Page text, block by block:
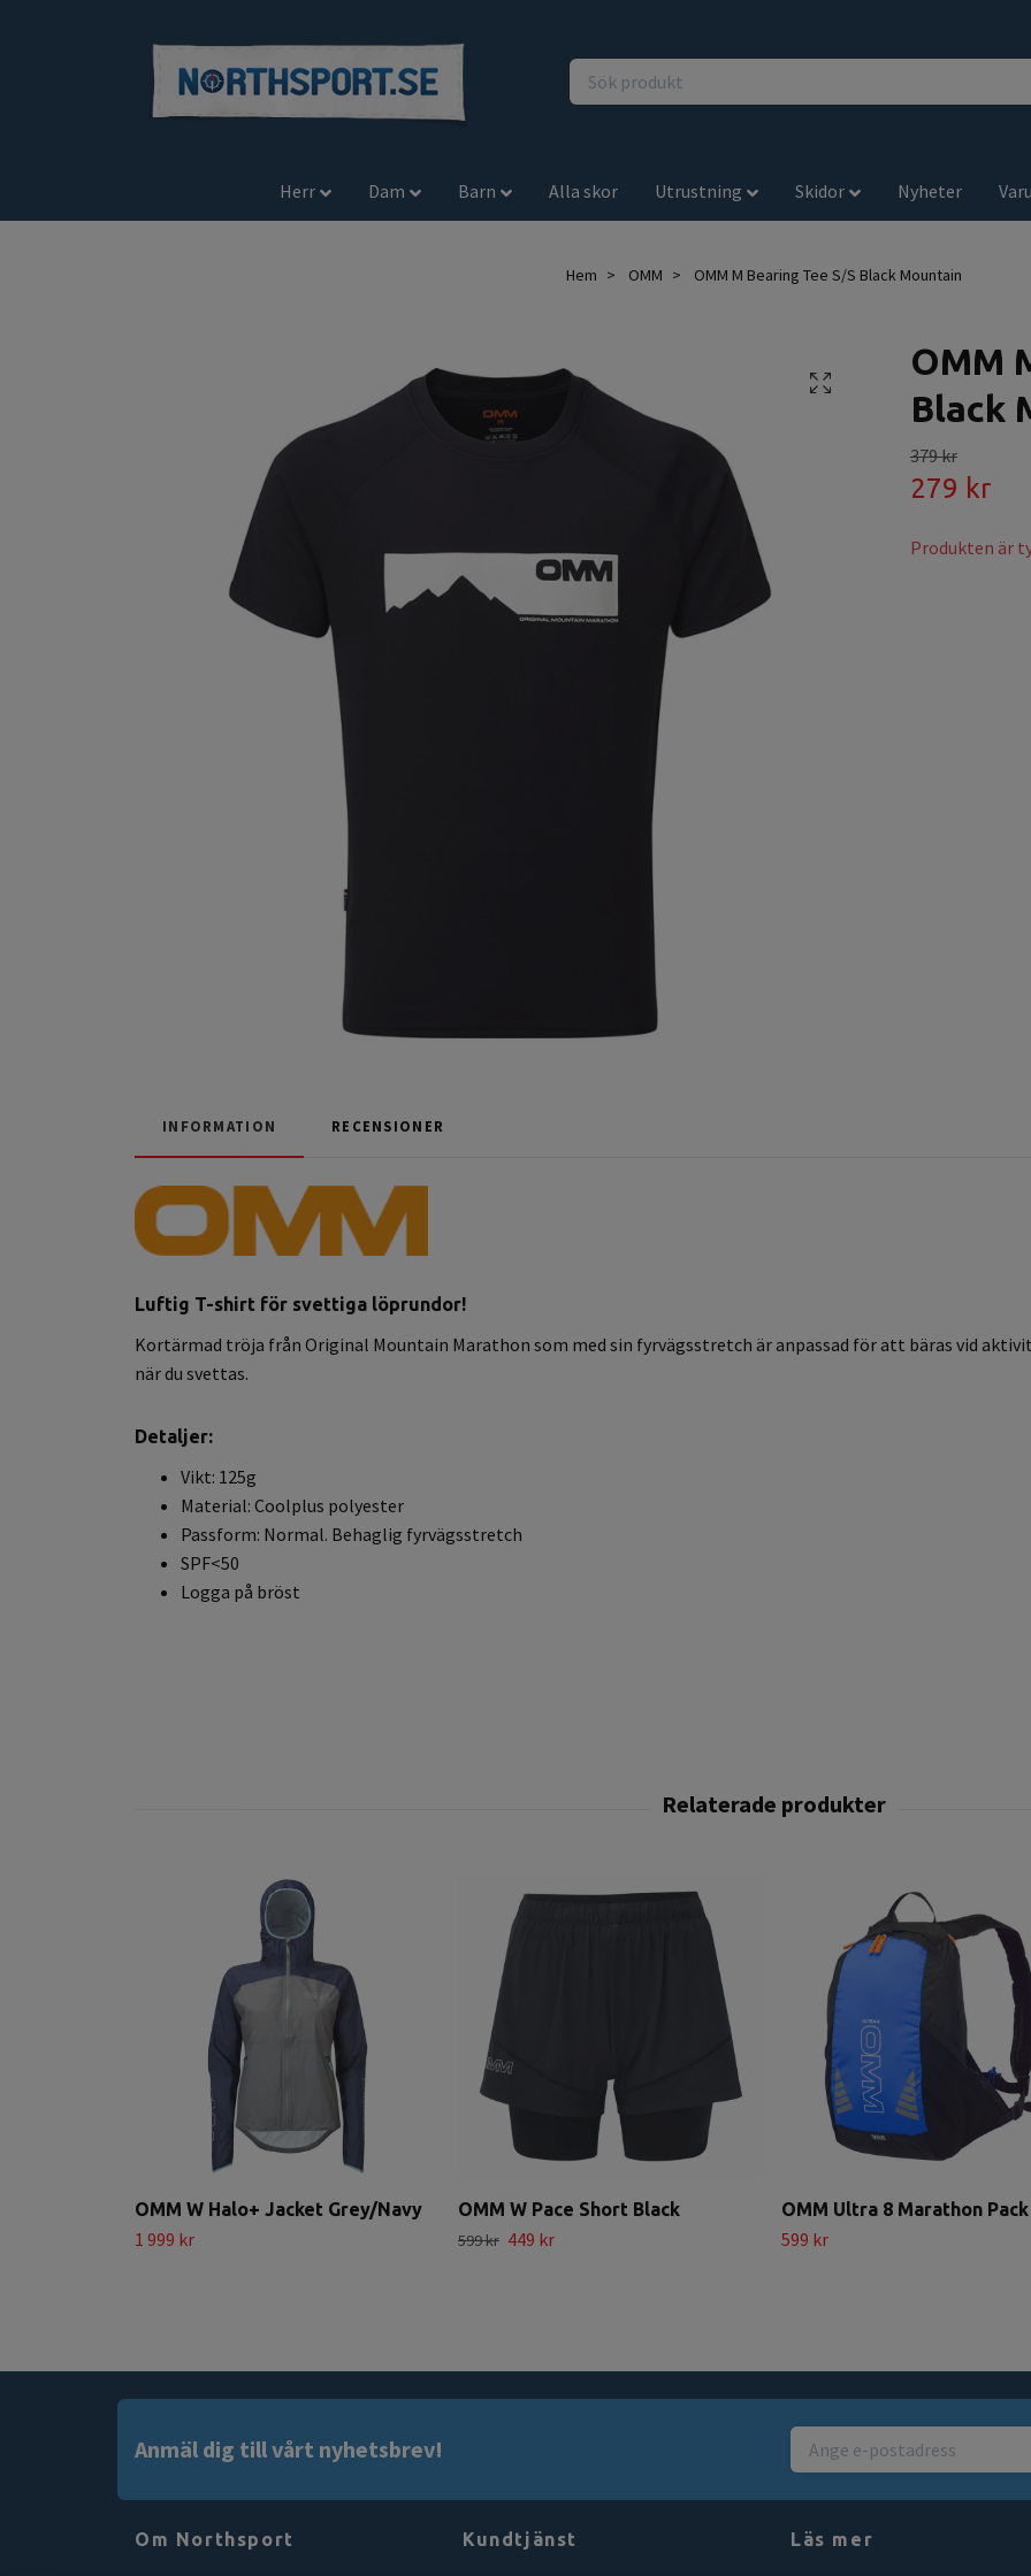
Herr Dam Barn Alla skor Utrustning Skidor Nyheter
Hem OMM OMM M Bearing Tee S/S Black Mountain
OMM
Black
379 kr
279 kr
Produkten är
INFORMATION RECENSIONER
Luftig T-shirt för svettiga löprundor!
Kortärmad tröja från Original Mountain Marathon som med sin fyrvägsstretch är anpassad för att bäras vid
när du svettas.
Detaljer:
Vikt: 125g
Material: Coolplus polyester
Passform: Normal. Behaglig fyrvägsstretch
SPF<50
Logga på bröst
OMM W Halo+ Jacket Grey/Navy
1 999 kr
OMM W Pace Short Black
599 kr 449 kr
OMM Ultra 8 Marathon
599 kr
Anmäl dig till vårt nyhetsbrev!
Om Northsport Kundtjänst Läs mer